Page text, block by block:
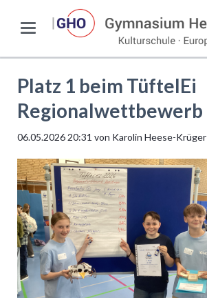
Platz 1 beim TüftelEi
Regionalwettbewerb
06.05.2026 20:31 von Karolin Heese-Krüger